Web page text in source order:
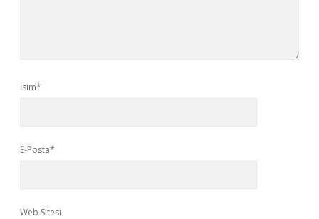
İsim*
E-Posta*
Web Sitesi